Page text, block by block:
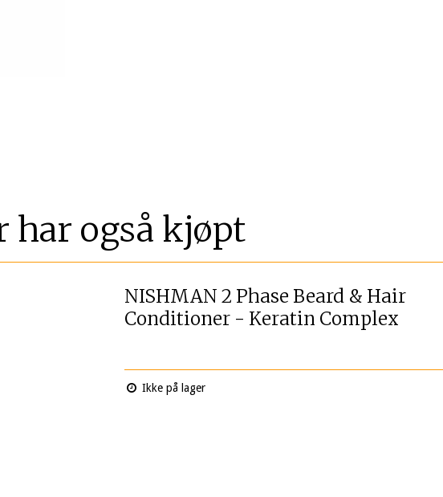
har også kjøpt
NISHMAN 2 Phase Beard & Hair
Conditioner - Keratin Complex
Ikke på lager